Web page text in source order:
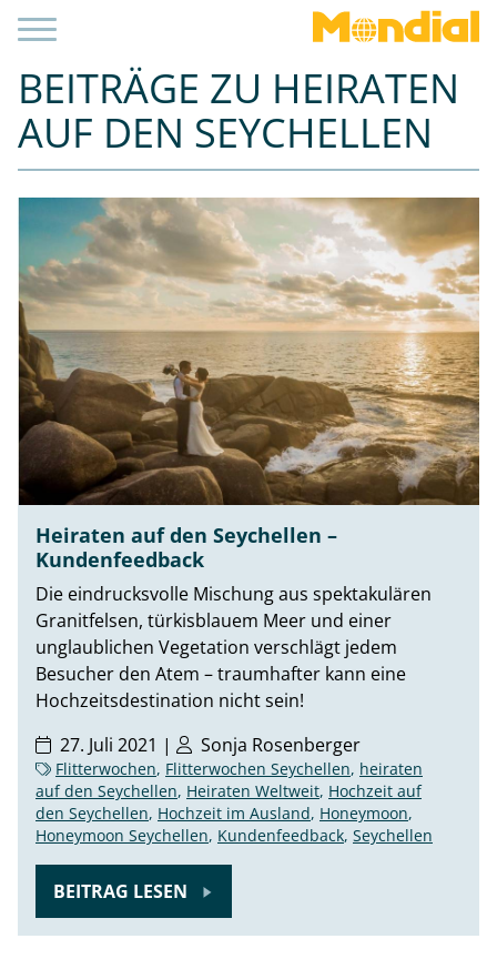
BEITRÄGE ZU HEIRATEN
AUF DEN SEYCHELLEN
Heiraten auf den Seychellen –
Kundenfeedback
Die eindrucksvolle Mischung aus spektakulären
Granitfelsen, türkisblauem Meer und einer
unglaublichen Vegetation verschlägt jedem
Besucher den Atem – traumhafter kann eine
Hochzeitsdestination nicht sein!
27. Juli 2021 |
Sonja Rosenberger
Flitterwochen, Flitterwochen Seychellen, heiraten
auf den Seychellen, Heiraten Weltweit, Hochzeit auf
den Seychellen, Hochzeit im Ausland, Honeymoon,
Honeymoon Seychellen, Kundenfeedback, Seychellen
BEITRAG LESEN